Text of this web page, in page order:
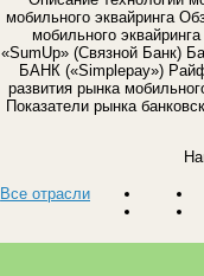
мобильного эквайринга
мобильного
«SumUp» (Связной
БАНК («Simplepay»)
развития рынка
Показатели рынка
Все отрасли